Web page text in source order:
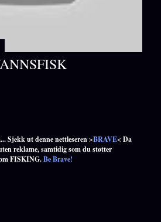
Sjekk ut denne nettleseren >BRAVE< Da
reklame, samtidig som du støtter
FISKING.Be Brave!